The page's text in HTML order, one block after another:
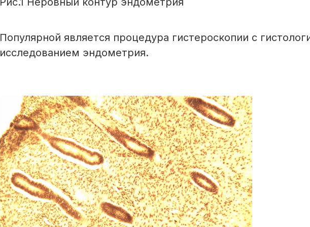
Популярной является процедура гистероскопии с
исследованием эндометрия.